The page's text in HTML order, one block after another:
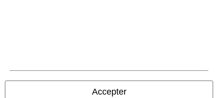
Accepter
Clauses de confidentialité
Élimination des déchets et protection de l'environnement